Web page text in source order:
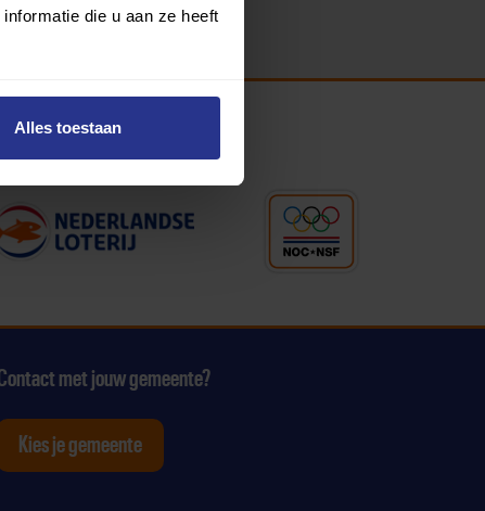
die u aan ze heeft
Alles toestaan
op Linkedin
met jouw gemeente?
Kies je gemeente